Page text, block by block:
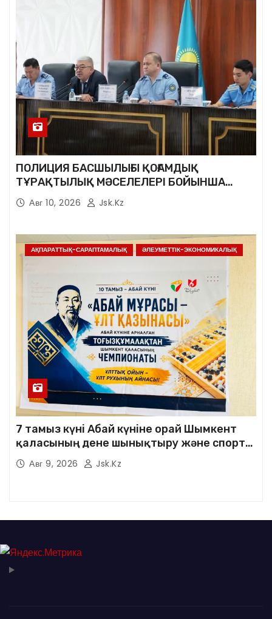
ПОЛИЦИЯ БАСШЫЛЫҒЫ ҚОҒАМДЫҚ
ТҰРАҚТЫЛЫҚ МӘСЕЛЕЛЕРІ БОЙЫНША
ТҰРҒЫНДАРМЕН КЕЗДЕСТІ
Авг 10, 2026 Jsk.kz
АҚПАРАТТЫҚ-САРАПТАМАЛЫҚ ӘЛЕУМЕТТІК-ЭКОНОМИКАЛЫҚ
7 тамыз күні Абай күніне орай Шымкент
қаласының дене шынықтыру және спорт
басқармасы мен Шымкент қаласының
тоғызқұмалақ федерациясының
Авг 9, 2026 Jsk.kz